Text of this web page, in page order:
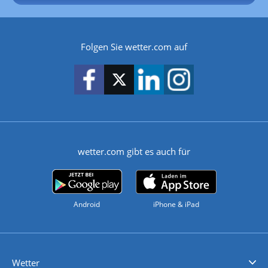
Folgen Sie wetter.com auf
wetter.com gibt es auch für
Android iPhone & iPad
Wetter